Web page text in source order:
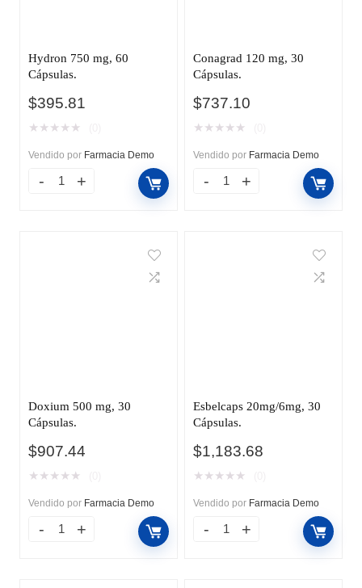
Hydron 750 mg, 60
Cápsulas.
$395.81
★ ★ ★ ★ ★
Vendido por Farmacia Demo
Conagrad 120 mg, 30
Cápsulas.
$737.10
★ ★ ★ ★ ★
Vendido por Farmacia Demo
Doxium 500 mg, 30
Cápsulas.
$907.44
★ ★ ★ ★ ★
Vendido por Farmacia Demo
Esbelcaps 20mg/6mg, 30
Cápsulas.
$1,183.68
★ ★ ★ ★ ★
Vendido por Farmacia Demo